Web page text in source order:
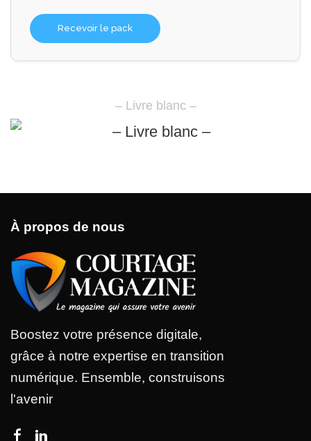
Recevoir le pack
– Livre blanc –
À propos de nous
Boostez votre présence digitale,
grâce à notre expertise en transition
numérique. Ensemble, construisons
l'avenir